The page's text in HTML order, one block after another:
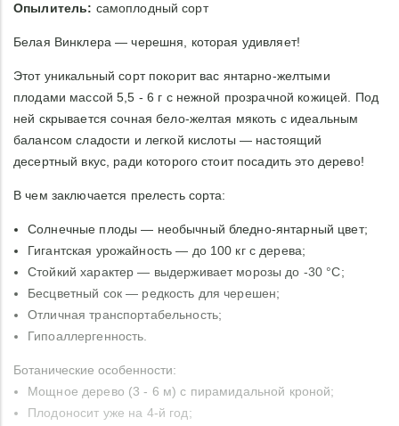
Опылитель: самоплодный сорт
Белая Винклера — черешня, которая удивляет!
Этот уникальный сорт покорит вас янтарно-желтыми
плодами массой 5,5 - 6 г с нежной прозрачной кожицей. Под
ней скрывается сочная бело-желтая мякоть с идеальным
балансом сладости и легкой кислоты — настоящий
десертный вкус, ради которого стоит посадить это дерево!
В чем заключается прелесть сорта:
Солнечные плоды — необычный бледно-янтарный цвет;
Гигантская урожайность — до 100 кг с дерева;
Стойкий характер — выдерживает морозы до -30 °C;
Бесцветный сок — редкость для черешен;
Отличная транспортабельность;
Гипоаллергенность.
Ботанические особенности:
Мощное дерево (3 - 6 м) с пирамидальной кроной;
Плодоносит уже на 4-й год;